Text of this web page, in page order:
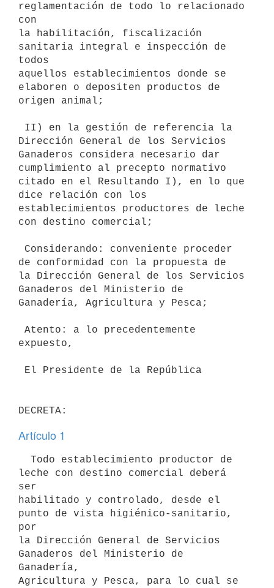
reglamentación de todo lo relacionado
con
la habilitación, fiscalización
sanitaria integral e inspección de
todos
aquellos establecimientos donde se
elaboren o depositen productos de
origen animal;
Dirección General de los Servicios
Ganaderos considera necesario dar
cumplimiento al precepto normativo
citado en el Resultando I), en lo que
dice relación con los
establecimientos productores de leche
con destino comercial;
de conformidad con la propuesta de
la Dirección General de los Servicios
Ganaderos del Ministerio de
Ganadería, Agricultura y Pesca;
expuesto,
Artículo 1
leche con destino comercial deberá
ser
habilitado y controlado, desde el
punto de vista higiénico-sanitario,
por
la Dirección General de Servicios
Ganaderos del Ministerio de
Ganadería,
Agricultura y Pesca, para lo cual se